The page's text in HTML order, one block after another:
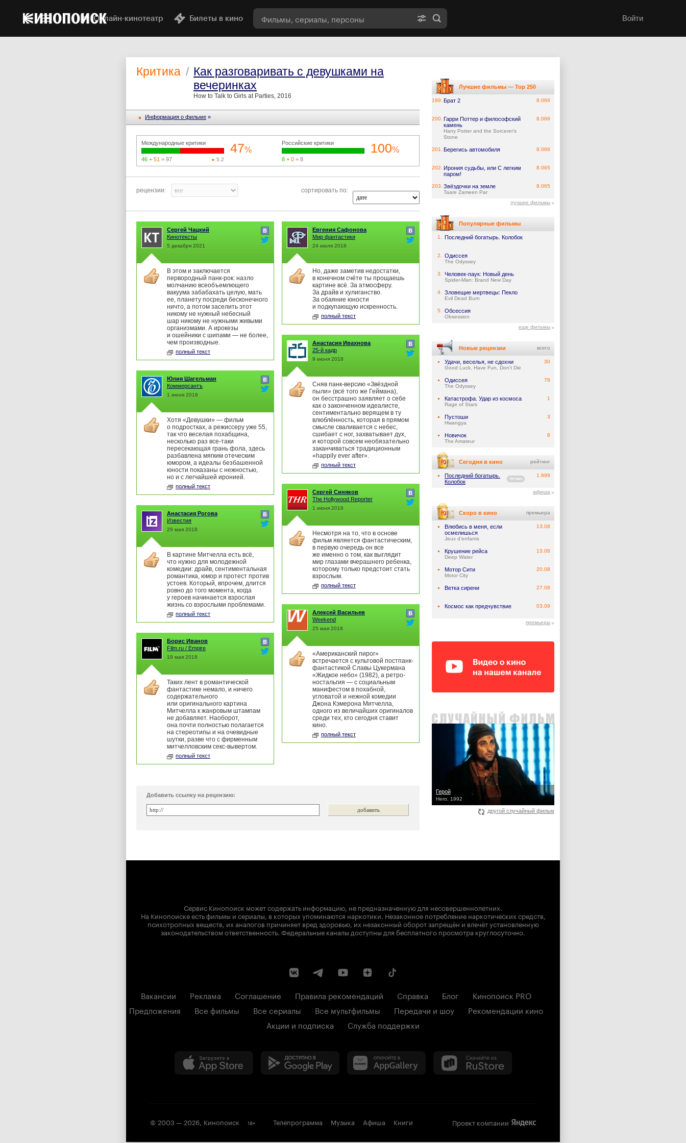
Онлайн-кинотеатр Билеты в кино Войти
Критика / Как разговаривать с девушками на
вечеринках
How to Talk to Girls at Parties, 2016
Информация o фильме »
Международные критики 47%
46 + 51 = 97 5.2
Российские критики 100%
8 + 0 = 8
рецензии: сортировать по:
Сергей Чацкий
Кинотексты
5 декабря 2021
В этом и заключается
первородный панк-рок: назло
молчанию всеобъемлющего
вакуума забабахать целую, мать
ее, планету посреди бесконечного
ничто, а потом заселить этот
никому не нужный небесный
шар никому не нужными живыми
организмами. А ирокезы
и ошейники с шипами — не более,
чем производные.
полный текст
Евгения Сафонова
Мир фантастики
24 июля 2018
Но, даже заметив недостатки,
в конечном счёте ты прощаешь
картине всё. За атмосферу.
За драйв и хулиганство.
За обаяние юности
и подкупающую искренность.
полный текст
Анастасия Ивахнова
25-й кадр
9 июня 2018
Сняв панк-версию «Звёздной
пыли» (всё того же Геймана),
он бесстрашно заявляет о себе
как о законченном идеалисте,
сентиментально верящем в ту
влюблённость, которая в прямом
смысле сваливается с небес,
сшибает с ног, захватывает дух,
и которой совсем необязательно
заканчиваться традиционным
«happily ever after».
полный текст
Юлия Шагельман
Коммерсантъ
1 июня 2018
Хотя «Девушки» — фильм
о подростках, а режиссеру уже 55,
так что веселая похабщина,
несколько раз все-таки
пересекающая грань фола, здесь
разбавлена мягким отеческим
юмором, а идеалы безбашенной
юности показаны с нежностью,
но и с легчайшей иронией.
полный текст
Сергей Синяков
The Hollywood Reporter
1 июня 2018
Несмотря на то, что в основе
фильм является фантастическим,
в первую очередь он все
же именно о том, как выглядит
мир глазами вчерашнего ребенка,
которому только предстоит стать
взрослым.
полный текст
Анастасия Рогова
Известия
29 мая 2018
В картине Митчелла есть всё,
что нужно для молодежной
комедии: драйв, сентиментальная
романтика, юмор и протест против
устоев. Который, впрочем, длится
ровно до того момента, когда
у героев начинается взрослая
жизнь со взрослыми проблемами.
полный текст
Алексей Васильев
Weekend
25 мая 2018
«Американский пирог»
встречается с культовой постпанк-
фантастикой Славы Цукермана
«Жидкое небо» (1982), а ретро-
ностальгия — с социальным
манифестом в похабной,
угловатой и нежной комедии
Джона Кэмерона Митчелла,
одного из величайших оригиналов
среди тех, кто сегодня ставит
кино.
полный текст
Борис Иванов
Film.ru / Empire
19 мая 2018
Таких лент в романтической
фантастике немало, и ничего
содержательного
или оригинального картина
Митчелла к жанровым штампам
не добавляет. Наоборот,
она почти полностью полагается
на стереотипы и на очевидные
шутки, разве что с фирменным
митчелловским секс-вывертом.
полный текст
Добавить ссылку на рецензию:
Лучшие фильмы — Top 250
199. Брат 2 8.066
200. Гарри Поттер и философский
камень
Harry Potter and the Sorcerer's
Stone
8.066
201. Берегись автомобиля 8.066
202.
Ирония судьбы, или С легким
паром!
8.065
203. Звёздочки на земле
Taare Zameen Par
8.065
лучшие фильмы
Популярные фильмы
1. Последний богатырь. Колобок
2. Одиссея
The Odyssey
3. Человек-паук: Новый день
Spider-Man: Brand New Day
4. Зловещие мертвецы: Пекло
Evil Dead Burn
5. Обсессия
Obsession
еще фильмы
Новые рецензии всего
Удачи, веселья, не сдохни
Good Luck, Have Fun, Don't Die
30
Одиссея
The Odyssey
78
Катастрофа. Удар из космоса
Rage of Stars
1
Пустоши
Hwangya
3
Новичок
The Amateur
8
Сегодня в кино рейтинг
Последний богатырь.
Колобок
ПРОМО
1.999
афиша
Скоро в кино премьера
Влюбись в меня, если
осмелишься
Jeux d'enfants
13.08
Крушение рейса
Deep Water
13.08
Мотор Сити
Motor City
20.08
Ветка сирени 27.08
Космос как предчувствие 03.09
премьеры
Герой
Hero, 1992
другой случайный фильм
Сервис Кинопоиск может содержать информацию, не предназначенную для несовершеннолетних.
На Кинопоиске есть фильмы и сериалы, в которых упоминаются наркотики. Незаконное потребление наркотических средств,
психотропных веществ, их аналогов причиняет вред здоровью, их незаконный оборот запрещён и влечёт установленную
законодательством ответственность. Федеральные каналы доступны для бесплатного просмотра круглосуточно.
Вакансии Реклама Соглашение Правила рекомендаций Справка Блог
Кинопоиск PRO
Предложения
Все фильмы Все сериалы Все мультфильмы Передачи и шоу
Рекомендации кино
Акции и подписка
Служба поддержки
© 2003 — 2026, Кинопоиск 18+ Телепрограмма Музыка Афиша Книги Проект компании